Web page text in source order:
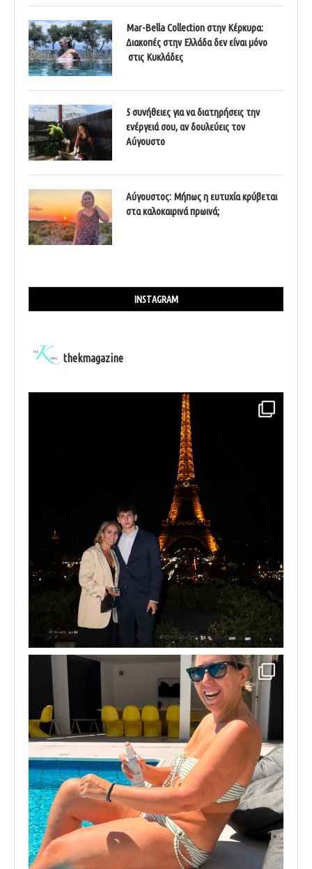
Mar-Bella Collection στην Κέρκυρα:
Διακοπές στην Ελλάδα δεν είναι μόνο
στις Κυκλάδες
5 συνήθειες για να διατηρήσεις την
ενέργειά σου, αν δουλεύεις τον
Αύγουστο
Αύγουστος: Μήπως η ευτυχία κρύβεται
στα καλοκαιρινά πρωινά;
INSTAGRAM
thekmagazine